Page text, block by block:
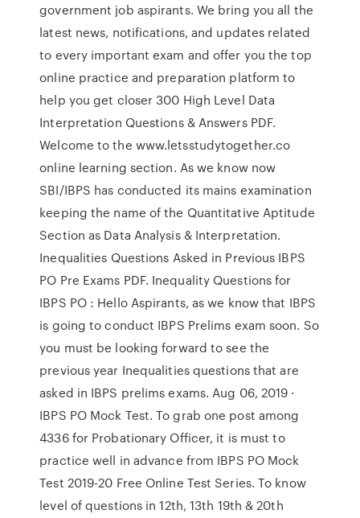
government job aspirants. We bring you all the
latest news, notifications, and updates related
to every important exam and offer you the top
online practice and preparation platform to
help you get closer 300 High Level Data
Interpretation Questions & Answers PDF.
Welcome to the www.letsstudytogether.co
online learning section. As we know now
SBI/IBPS has conducted its mains examination
keeping the name of the Quantitative Aptitude
Section as Data Analysis & Interpretation.
Inequalities Questions Asked in Previous IBPS
PO Pre Exams PDF. Inequality Questions for
IBPS PO : Hello Aspirants, as we know that IBPS
is going to conduct IBPS Prelims exam soon. So
you must be looking forward to see the
previous year Inequalities questions that are
asked in IBPS prelims exams. Aug 06, 2019 ·
IBPS PO Mock Test. To grab one post among
4336 for Probationary Officer, it is must to
practice well in advance from IBPS PO Mock
Test 2019-20 Free Online Test Series. To know
level of questions in 12th, 13th 19th & 20th